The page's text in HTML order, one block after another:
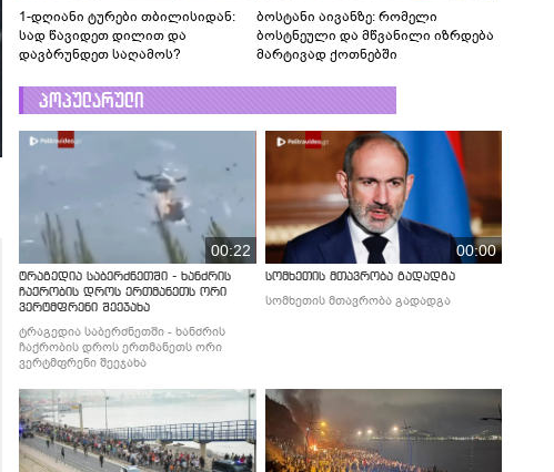
1-დღიანი ტურები თბილისიდან:
სად წავიდეთ დილით და
დავბრუნდეთ საღამოს?
ბოსტანი აივანზე: რომელი
ბოსტნეული და მწვანილი იზრდება
მარტივად ქოთნებში
პოპულარული
00:22
ტრაგედია საბერძნეთში - ხანძრის
ჩაქრობის დროს ერთმანეთს ორი
ვერტმფრენი შეეჯახა
ტრაგედია საბერძნეთში - ხანძრის
ჩაქრობის დროს ერთმანეთს ორი
ვერტმფრენი შეეჯახა
00:00
სომხეთის მთავრობა გადადგა
სომხეთის მთავრობა გადადგა